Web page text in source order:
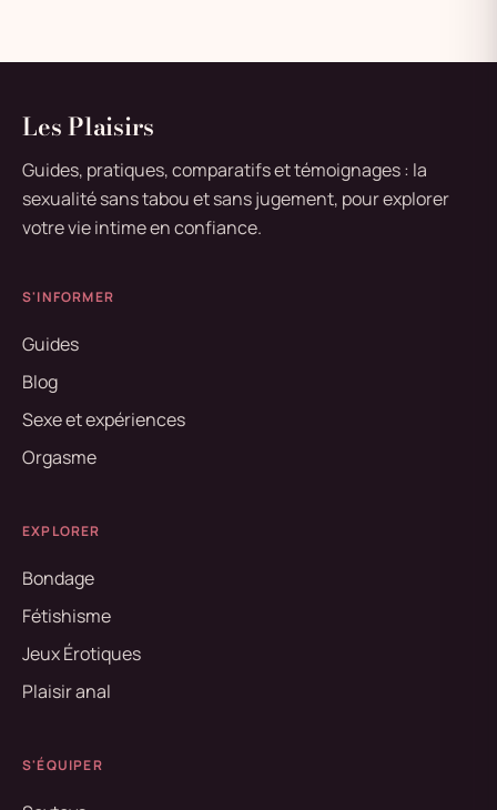
Les Plaisirs
Guides, pratiques, comparatifs et témoignages : la
sexualité sans tabou et sans jugement, pour explorer
votre vie intime en confiance.
S'INFORMER
Guides
Blog
Sexe et expériences
Orgasme
EXPLORER
Bondage
Fétishisme
Jeux Érotiques
Plaisir anal
S'ÉQUIPER